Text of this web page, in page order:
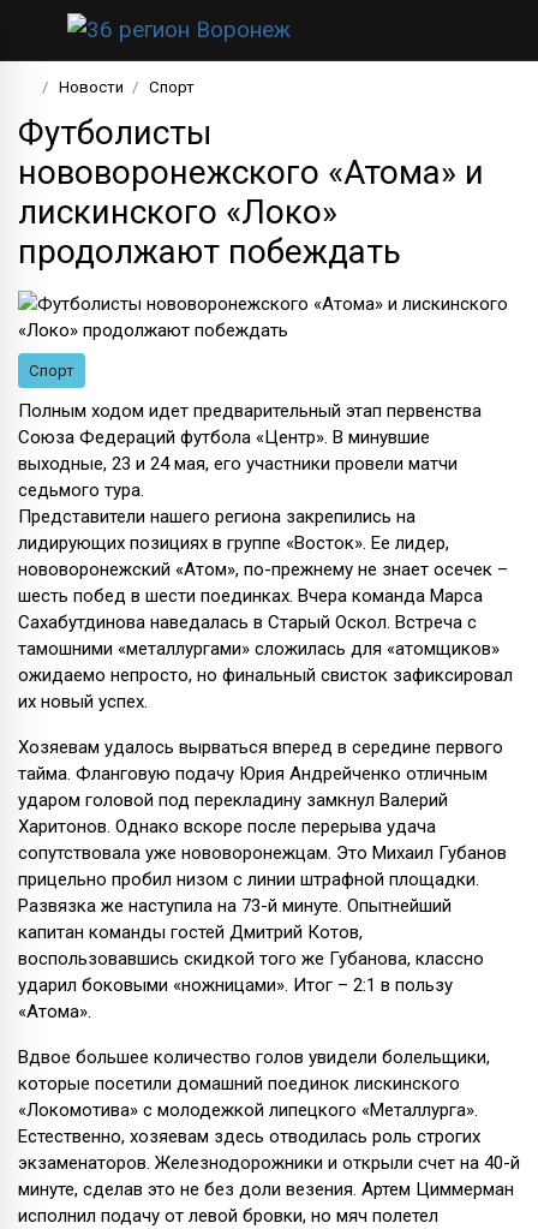
Новости Спорт
Футболисты
нововоронежского «Атома» и
лискинского «Локо»
продолжают побеждать
Спорт
Полным ходом идет предварительный этап первенства
Союза Федераций футбола «Центр». В минувшие
выходные, 23 и 24 мая, его участники провели матчи
седьмого тура.
Представители нашего региона закрепились на
лидирующих позициях в группе «Восток». Ее лидер,
нововоронежский «Атом», по-прежнему не знает осечек –
шесть побед в шести поединках. Вчера команда Марса
Сахабутдинова наведалась в Старый Оскол. Встреча с
тамошними «металлургами» сложилась для «атомщиков»
ожидаемо непросто, но финальный свисток зафиксировал
их новый успех.
Хозяевам удалось вырваться вперед в середине первого
тайма. Фланговую подачу Юрия Андрейченко отличным
ударом головой под перекладину замкнул Валерий
Харитонов. Однако вскоре после перерыва удача
сопутствовала уже нововоронежцам. Это Михаил Губанов
прицельно пробил низом с линии штрафной площадки.
Развязка же наступила на 73-й минуте. Опытнейший
капитан команды гостей Дмитрий Котов,
воспользовавшись скидкой того же Губанова, классно
ударил боковыми «ножницами». Итог – 2:1 в пользу
«Атома».
Вдвое большее количество голов увидели болельщики,
которые посетили домашний поединок лискинского
«Локомотива» с молодежкой липецкого «Металлурга».
Естественно, хозяевам здесь отводилась роль строгих
экзаменаторов. Железнодорожники и открыли счет на 40-й
минуте, сделав это не без доли везения. Артем Циммерман
исполнил подачу от левой бровки, но мяч полетел